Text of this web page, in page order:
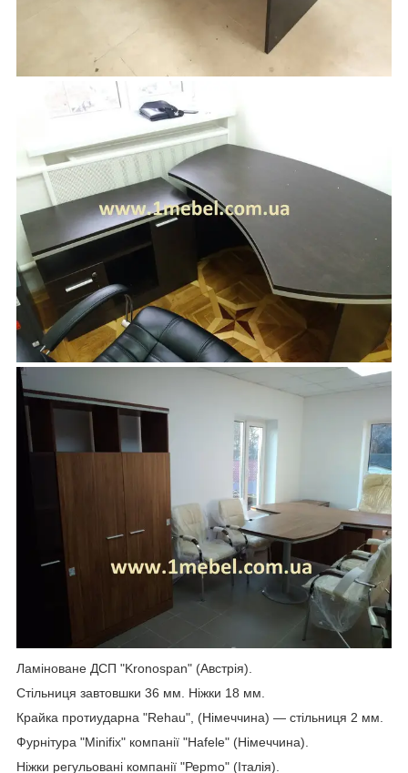
Ламіноване ДСП "Kronospan" (Австрія).
Стільниця завтовшки 36 мм. Ніжки 18 мм.
Крайка протиударна "Rehau", (Німеччина) — стільниця 2 мм.
Фурнітура "Minifix" компанії "Hafele" (Німеччина).
Ніжки регульовані компанії "Рерmo" (Італія).